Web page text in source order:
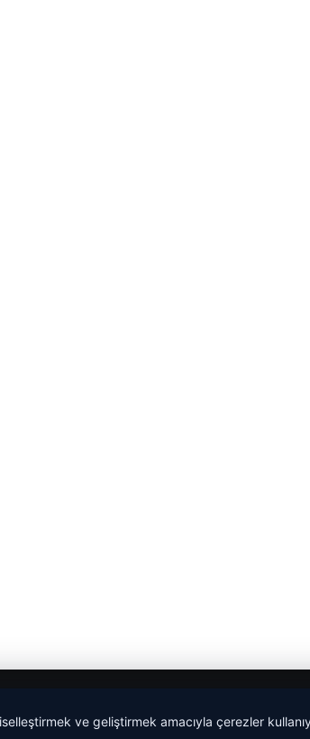
ve geliştirmek amacıyla çerezler
dil okulları|lemagrup.com.tr